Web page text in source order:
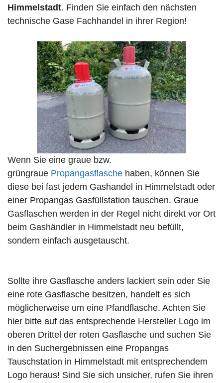
Himmelstadt. Finden Sie einfach den nächsten
technische Gase Fachhandel in ihrer Region!
Wenn Sie eine graue bzw.
grüngraue Propangasflasche haben, können Sie
diese bei fast jedem Gashandel in Himmelstadt oder
einer Propangas Gasfüllstation tauschen. Graue
Gasflaschen werden in der Regel nicht direkt vor Ort
beim Gashändler in Himmelstadt neu befüllt,
sondern einfach ausgetauscht.
Sollte ihre Gasflasche anders lackiert sein oder Sie
eine rote Gasflasche besitzen, handelt es sich
möglicherweise um eine Pfandflasche. Achten Sie
hier bitte auf das entsprechende Hersteller Logo im
oberen Drittel der roten Gasflasche und suchen Sie
in den Suchergebnissen eine Propangas
Tauschstation in Himmelstadt mit entsprechendem
Logo heraus! Sind Sie sich unsicher, rufen Sie ihren